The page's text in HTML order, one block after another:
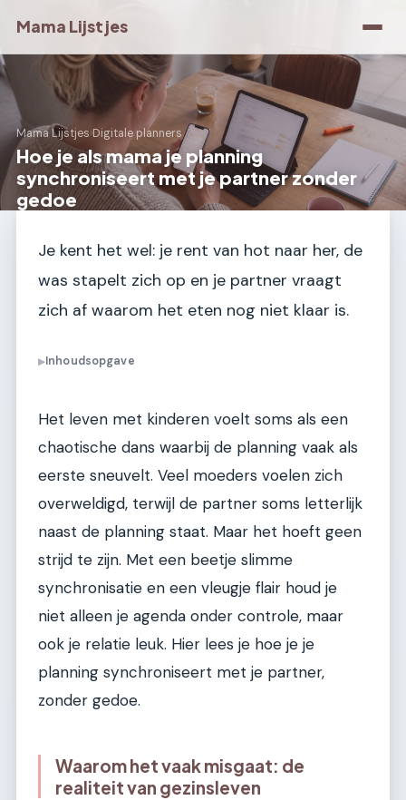
Mama Lijstjes
Mama Lijstjes›Digitale planners
Hoe je als mama je planning
synchroniseert met je partner zonder
gedoe
Je kent het wel: je rent van hot naar her, de
was stapelt zich op en je partner vraagt
zich af waarom het eten nog niet klaar is.
▶Inhoudsopgave
Het leven met kinderen voelt soms als een
chaotische dans waarbij de planning vaak als
eerste sneuvelt. Veel moeders voelen zich
overweldigd, terwijl de partner soms letterlijk
naast de planning staat. Maar het hoeft geen
strijd te zijn. Met een beetje slimme
synchronisatie en een vleugje flair houd je
niet alleen je agenda onder controle, maar
ook je relatie leuk. Hier lees je hoe je je
planning synchroniseert met je partner,
zonder gedoe.
Waarom het vaak misgaat: de
realiteit van gezinsleven